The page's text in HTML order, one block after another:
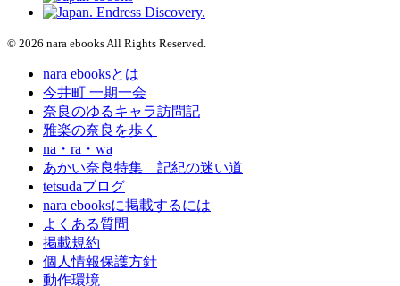
© 2026 nara ebooks All Rights Reserved.
nara ebooksとは
今井町 一期一会
奈良のゆるキャラ訪問記
雅楽の奈良を歩く
na・ra・wa
あかい奈良特集 記紀の迷い道
tetsudaブログ
nara ebooksに掲載するには
よくある質問
掲載規約
個人情報保護方針
動作環境